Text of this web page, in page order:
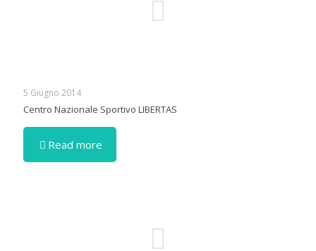
5 Giugno 2014
Centro Nazionale Sportivo LIBERTAS
Read more